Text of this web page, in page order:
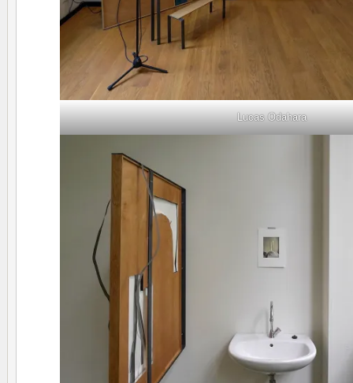
Lucas Odahara